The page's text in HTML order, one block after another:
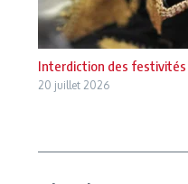
Interdiction des festivités
20 juillet 2026